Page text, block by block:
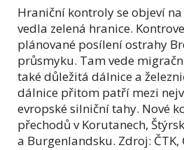
Hraniční kontroly se objeví
vedla zelená hranice.
plánované posílení ostrahy
průsmyku. Tam vede
také důležitá dálnice a
dálnice přitom patří mezi
evropské silniční tahy. Nové
přechodů v Korutanech,
a Burgenlandsku. Zdroj: ČTK,